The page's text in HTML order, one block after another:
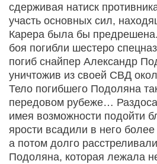
сдерживая натиск
участь основных сил,
Карера была бы
боя погибли шестеро
погиб снайпер Александр
уничтожив из своей СВД
Тело погибшего Подоляна
передовом рубеже…
имея возможности подойти
ярости всадили в него
а потом долго
Подоляна, которая лежала